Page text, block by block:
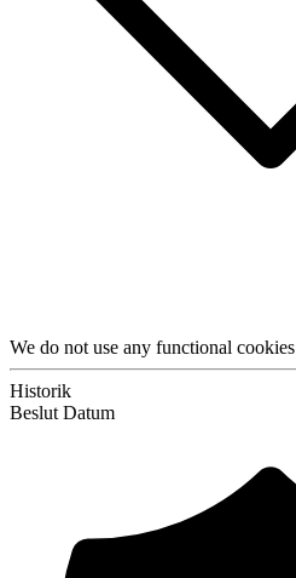
We do not use any functional cookies
Historik
Beslut Datum